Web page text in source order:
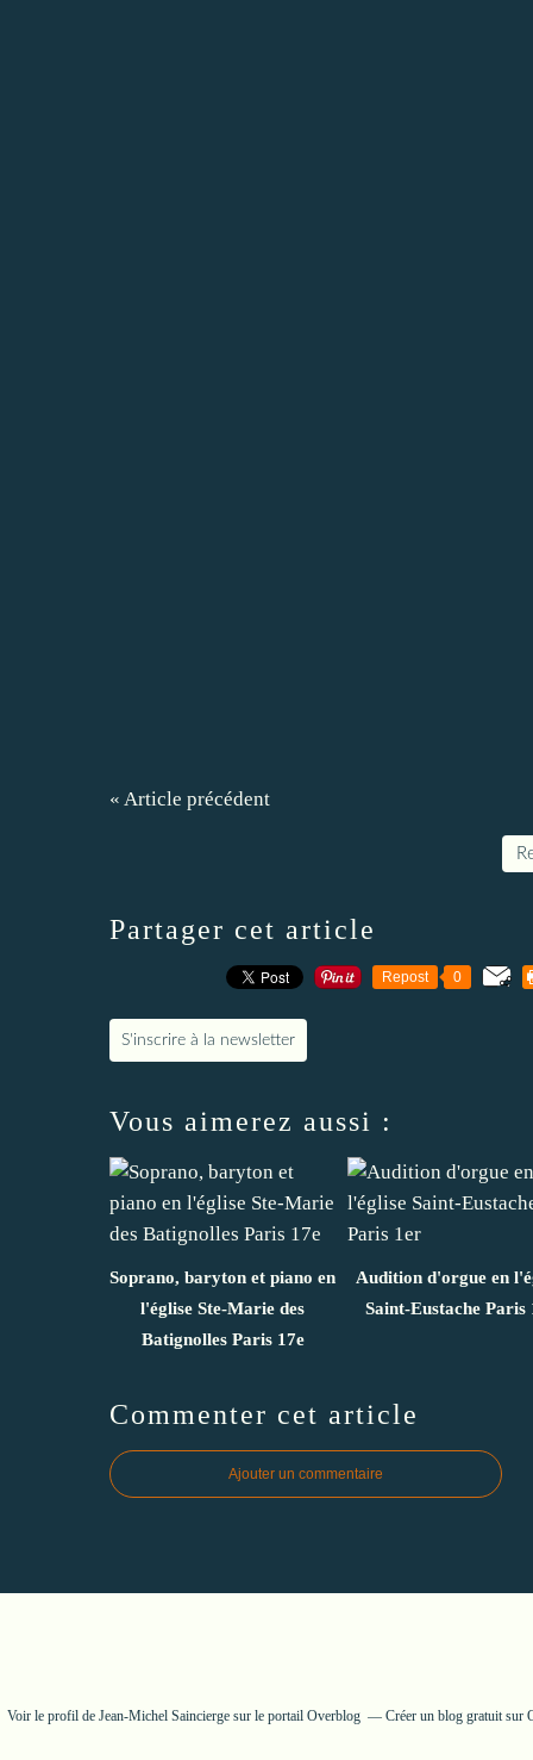
« Article précédent
Partager cet article
Repost 0
S'inscrire à la newsletter
Vous aimerez aussi :
Soprano, baryton et piano en
l'église Ste-Marie des
Batignolles Paris 17e
Audition d'orgue en
Saint-Eustache Paris
Commenter cet article
Ajouter un commentaire
Voir le profil de Jean-Michel Sainciergesur le portail Overblog Créer un blog gratuit sur